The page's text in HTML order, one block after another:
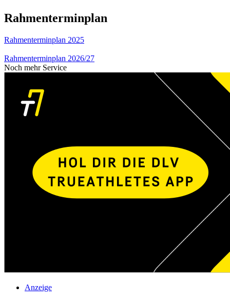
Rahmenterminplan
Rahmenterminplan 2025
Rahmenterminplan 2026/27
Noch mehr Service
Anzeige